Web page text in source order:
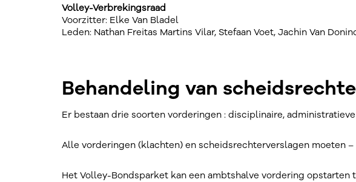
Volley-Verbrekingsraad
Voorzitter: Elke Van Bladel
Leden: Nathan Freitas Martins Vilar, Stefaan Voet, Jachin Van
Behandeling van
Er bestaan drie soorten vorderingen : disciplinaire,
Alle vorderingen (klachten) en scheidsrechterverslagen moeten
Het Volley-Bondsparket kan een ambtshalve vordering opstarten